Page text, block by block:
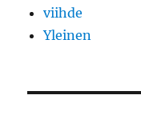
viihde
Yleinen